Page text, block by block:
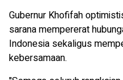
Gubernur Khofifah
sarana mempererat
Indonesia sekaligus
kebersamaan.